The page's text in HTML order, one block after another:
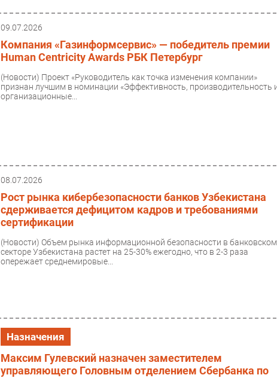
09.07.2026
Компания «Газинформсервис» — победитель премии
Human Centricity Awards РБК Петербург
(Новости) Проект «Руководитель как точка изменения компании»
признан лучшим в номинации «Эффективность, производительность
организационные...
08.07.2026
Рост рынка кибербезопасности банков Узбекистана
сдерживается дефицитом кадров и требованиями
сертификации
(Новости) Объем рынка информационной безопасности в банковском
секторе Узбекистана растет на 25-30% ежегодно, что в 2-3 раза
опережает среднемировые...
Назначения
Максим Гулевский назначен заместителем
управляющего Головным отделением Сбербанка по